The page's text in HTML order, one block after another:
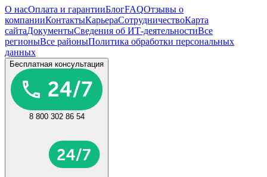
О насОплата и гарантииБлогFAQОтзывы о
компанииКонтактыКарьераСотрудничествоКарта
сайтаДокументыСведения об ИТ-деятельностиВсе
регионыВсе районыПолитика обработки персональных
данных
Бесплатная консультация
8 800 302 86 54